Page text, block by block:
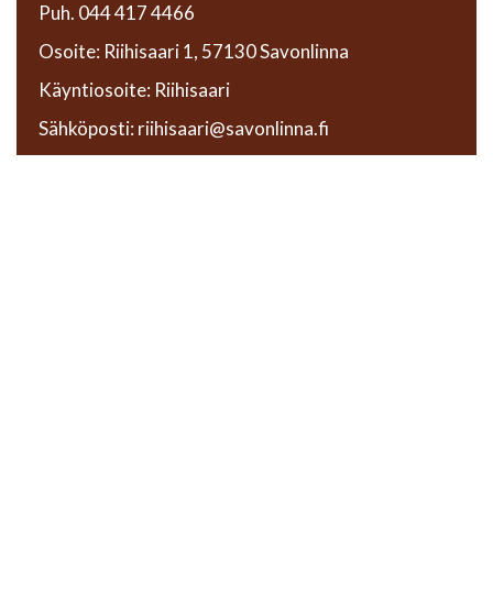
Puh. 044 417 4466
Osoite: Riihisaari 1, 57130 Savonlinna
Käyntiosoite: Riihisaari
Sähköposti: riihisaari@savonlinna.fi